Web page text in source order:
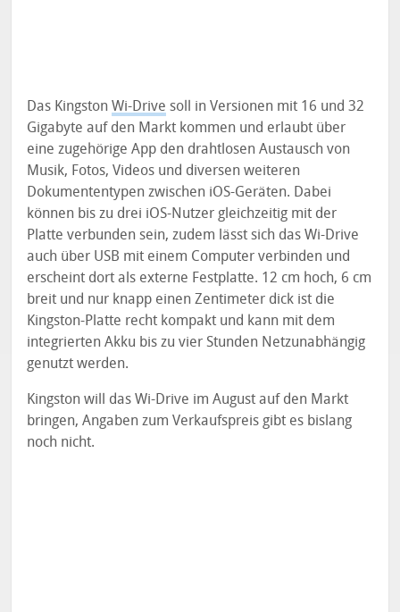
Das KingstonWi-Drive soll in Versionen mit 16 und 32
Gigabyte auf den Markt kommen und erlaubt über
eine zugehörige App den drahtlosen Austausch von
Musik, Fotos, Videos und diversen weiteren
Dokumententypen zwischen iOS-Geräten. Dabei
können bis zu drei iOS-Nutzer gleichzeitig mit der
Platte verbunden sein, zudem lässt sich das Wi-Drive
auch über USB mit einem Computer verbinden und
erscheint dort als externe Festplatte. 12 cm hoch, 6 cm
breit und nur knapp einen Zentimeter dick ist die
Kingston-Platte recht kompakt und kann mit dem
integrierten Akku bis zu vier Stunden Netzunabhängig
genutzt werden.
Kingston will das Wi-Drive im August auf den Markt
bringen, Angaben zum Verkaufspreis gibt es bislang
noch nicht.